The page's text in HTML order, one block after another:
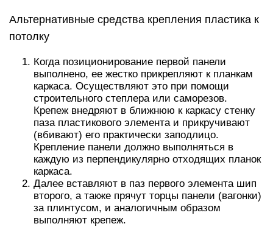
Альтернативные средства крепления пластика к
потолку
Когда позиционирование первой панели
выполнено, ее жестко прикрепляют к планкам
каркаса. Осуществляют это при помощи
строительного степлера или саморезов.
Крепеж внедряют в ближнюю к каркасу стенку
паза пластикового элемента и прикручивают
(вбивают) его практически заподлицо.
Крепление панели должно выполняться в
каждую из перпендикулярно отходящих планок
каркаса.
Далее вставляют в паз первого элемента шип
второго, а также прячут торцы панели (вагонки)
за плинтусом, и аналогичным образом
выполняют крепеж.